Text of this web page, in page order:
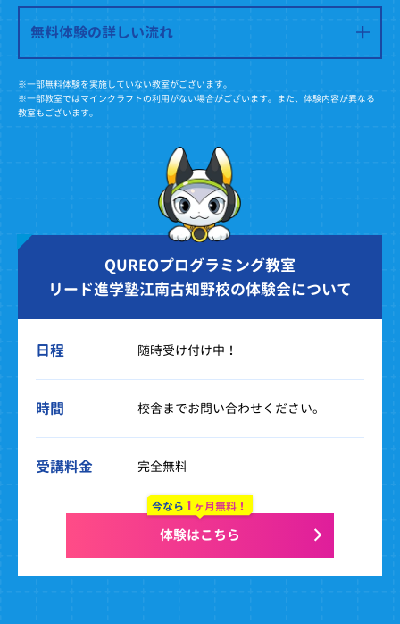
無料体験の詳しい流れ
※一部無料体験を実施していない教室がございます。
※一部教室ではマインクラフトの利用がない場合がございます。また、体験内容が異なる
教室もございます。
QUREOプログラミング教室
リード進学塾江南古知野校の体験会について
日程 随時受け付け中！
時間 校舎までお問い合わせください。
受講料金 完全無料
今なら1 ヶ月無料！
体験はこちら